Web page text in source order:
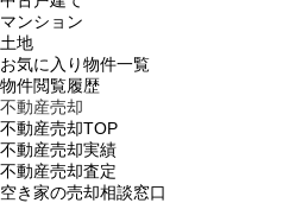
マンション
土地
お気に入り物件一覧
物件閲覧履歴
不動産売却
不動産売却TOP
不動産売却実績
不動産売却査定
空き家の売却相談窓口